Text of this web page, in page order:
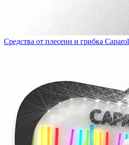
Средства от плесени и грибка Caparol